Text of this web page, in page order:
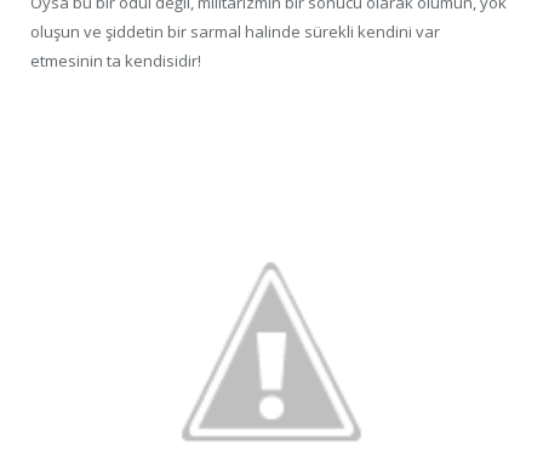
oluşun ve şiddetin bir sarmal halinde sürekli kendini var
etmesinin ta kendisidir!